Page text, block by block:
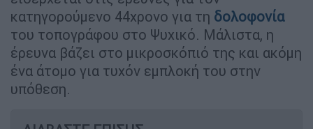
κατηγορούμενο 44χρονο για τη δολοφονία
του τοπογράφου στο Ψυχικό. Μάλιστα, η
έρευνα βάζει στο μικροσκόπιό της και ακόμη
ένα άτομο για τυχόν εμπλοκή του στην
υπόθεση.